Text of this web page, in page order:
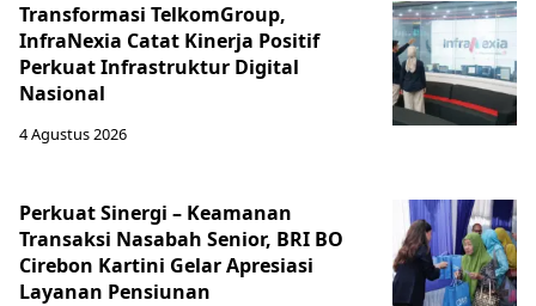
Transformasi TelkomGroup,
InfraNexia Catat Kinerja Positif
Perkuat Infrastruktur Digital
Nasional
4 Agustus 2026
Perkuat Sinergi – Keamanan
Transaksi Nasabah Senior, BRI BO
Cirebon Kartini Gelar Apresiasi
Layanan Pensiunan